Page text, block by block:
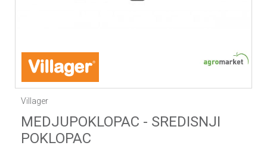
Villager
MEDJUPOKLOPAC - SREDISNJI
POKLOPAC